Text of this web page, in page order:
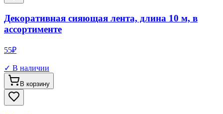
Декоративная сияющая лента, длина 10 м, в
ассортименте
55₽
✓ В наличии
В корзину